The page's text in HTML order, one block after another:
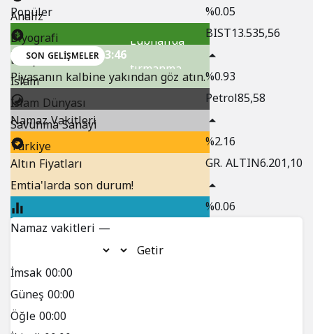
Popüler
Döviz Kurları
Piyasanın kalbine yakından göz atın.
Namaz Vakitleri
Altın Fiyatları
Emtia'larda son durum!
Puan Durumu
Nöbetçi Eczaneler
Hızlı Erişim
Analiz
Biyografi
Dünya
İslam
İslam Dünyası
Savunma Sanayi
Türkiye
SON GELIŞMELER 3:46
Lübnan’da
tırmanma
mi?
%0.05
BIST13.535,56
%0.93
Petrol85,58
%2.16
GR. ALTIN6.201,10
%0.06
Namaz vakitleri —
Getir
İmsak00:00
Güneş00:00
Öğle00:00